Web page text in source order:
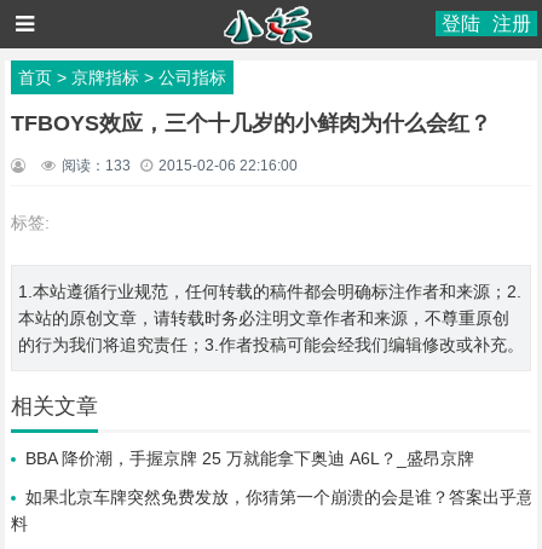
登陆 注册
首页> 京牌指标> 公司指标
TFBOYS效应，三个十几岁的小鲜肉为什么会红？
阅读： 133 2015-02-06 22:16:00
标签:
1.本站遵循行业规范，任何转载的稿件都会明确标注作者和来源；2.
本站的原创文章，请转载时务必注明文章作者和来源，不尊重原创
的行为我们将追究责任；3.作者投稿可能会经我们编辑修改或补充。
相关文章
BBA 降价潮，手握京牌 25 万就能拿下奥迪 A6L？_盛昂京牌
如果北京车牌突然免费发放，你猜第一个崩溃的会是谁？答案出乎意
料